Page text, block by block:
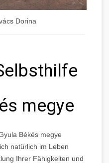
Dorina
megye
Békés megye
natürlich im Leben
Ihrer Fähigkeiten und